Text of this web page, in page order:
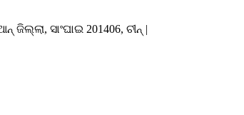
ସାଂଘାଇ 201406, ଚୀନ୍ |